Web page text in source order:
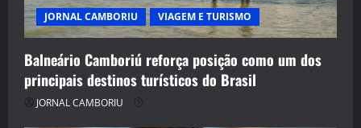
JORNAL CAMBORIU VIAGEM E TURISMO
Balneário Camboriú reforça posição como um dos
principais destinos turísticos do Brasil
JORNAL CAMBORIU